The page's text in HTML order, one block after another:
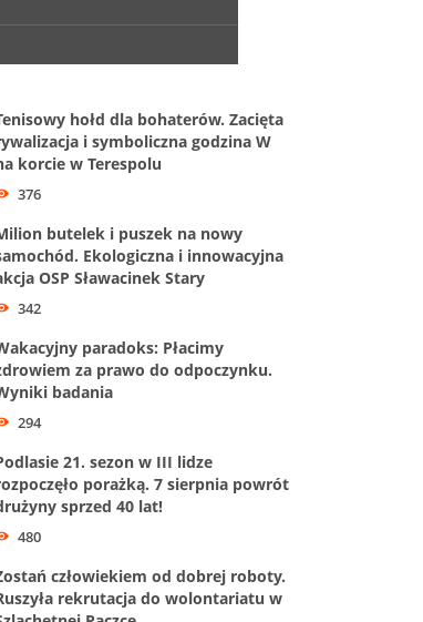
hołd dla bohaterów. Zacięta
i symboliczna godzina W
korcie w Terespolu
376
butelek i puszek na nowy
Ekologiczna i innowacyjna
OSP Sławacinek Stary
342
paradoks: Płacimy
za prawo do odpoczynku.
badania
294
21. sezon w III lidze
porażką. 7 sierpnia powrót
sprzed 40 lat!
480
człowiekiem od dobrej roboty.
rekrutacja do wolontariatu w